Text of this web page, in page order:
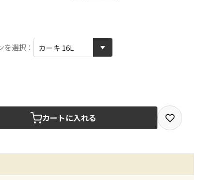
できる商品です（宅配便でのお届けができません）
は、全て同じ店舗での受取となります
で受取ができる商品です（宅配便でのお届けができませ
品は、全て同じ店舗での受取となります
同時購入はできません。お手数ですが、ご購入手続きを分
選択：
カートに入れる